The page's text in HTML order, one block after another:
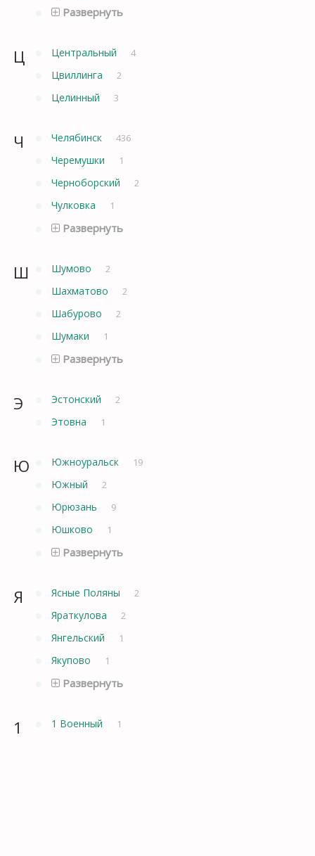
Развернуть
Ц Центральный 4
Цвиллинга 2
Целинный 3
Ч Челябинск 436
Черемушки 1
Черноборский 2
Чулковка 1
Развернуть
Ш Шумово 2
Шахматово 2
Шабурово 2
Шумаки 1
Развернуть
Э Эстонский 2
Этовна 1
Ю Южноуральск 19
Южный 2
Юрюзань 9
Юшково 1
Развернуть
Я Ясные Поляны 2
Яраткулова 2
Янгельский 1
Якупово 1
Развернуть
1 1 Военный 1